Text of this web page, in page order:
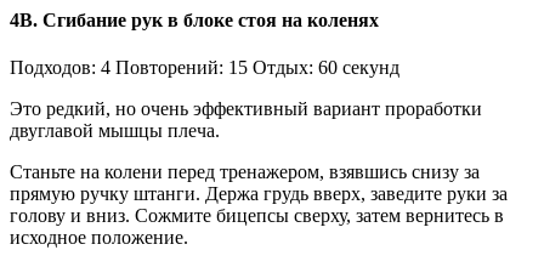
4B. Сгибание рук в блоке стоя на коленях
Подходов: 4 Повторений: 15 Отдых: 60 секунд
Это редкий, но очень эффективный вариант проработки
двуглавой мышцы плеча.
Станьте на колени перед тренажером, взявшись снизу за
прямую ручку штанги. Держа грудь вверх, заведите руки за
голову и вниз. Сожмите бицепсы сверху, затем вернитесь в
исходное положение.